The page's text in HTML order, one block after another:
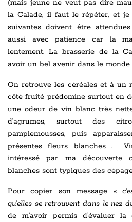
(mais jeune ne veut pas dire
la Calade, il faut le répéter, et
suivantes doivent être
aussi avec patience car la
lentement. La brasserie de la
avoir un bel avenir dans le
On retrouve les céréales et à un
côté fruité prédomine surtout en
une odeur de vin blanc très
d’agrumes, surtout des
pamplemousses, puis
présentes fleurs blanches .
intéressé par ma découverte
blanches sont typiques des
Pour copier son message «
qu'elles se retrouvent dans le nez
de m’avoir permis d’évaluer